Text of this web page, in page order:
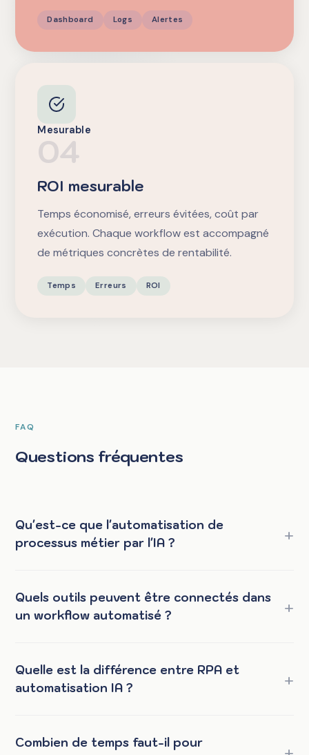
Dashboard Logs Alertes
Mesurable
04
ROI mesurable
Temps économisé, erreurs évitées, coût par
exécution. Chaque workflow est accompagné
de métriques concrètes de rentabilité.
Temps Erreurs ROI
FAQ
Questions fréquentes
Qu'est-ce que l'automatisation de
processus métier par l'IA ?
Quels outils peuvent être connectés dans
un workflow automatisé ?
Quelle est la différence entre RPA et
automatisation IA ?
Combien de temps faut-il pour